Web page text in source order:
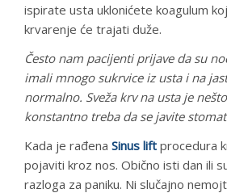
ispirate usta uklonićete koagulum
krvarenje će trajati duže.
Često nam pacijenti prijave da su
imali mnogo sukrvice iz usta i na
normalno. Sveža krv na usta je
konstantno treba da se javite
Kada je rađena Sinus lift procedura
pojaviti kroz nos. Obično isti dan ili
razloga za paniku. Ni slučajno